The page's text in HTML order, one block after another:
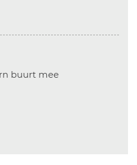
buurt mee